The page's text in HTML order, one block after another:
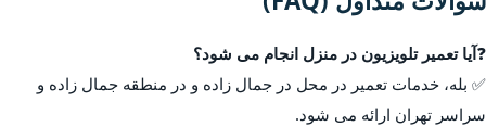
❓آیا تعمیر تلویزیون در منزل انجام می شود؟
✅ بله، خدمات تعمیر در محل در جمال زاده و در منطقه جمال زاده و
سراسر تهران ارائه می شود.